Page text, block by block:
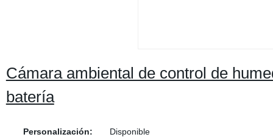
Cámara ambiental de control de
batería
Personalización:
Disponible